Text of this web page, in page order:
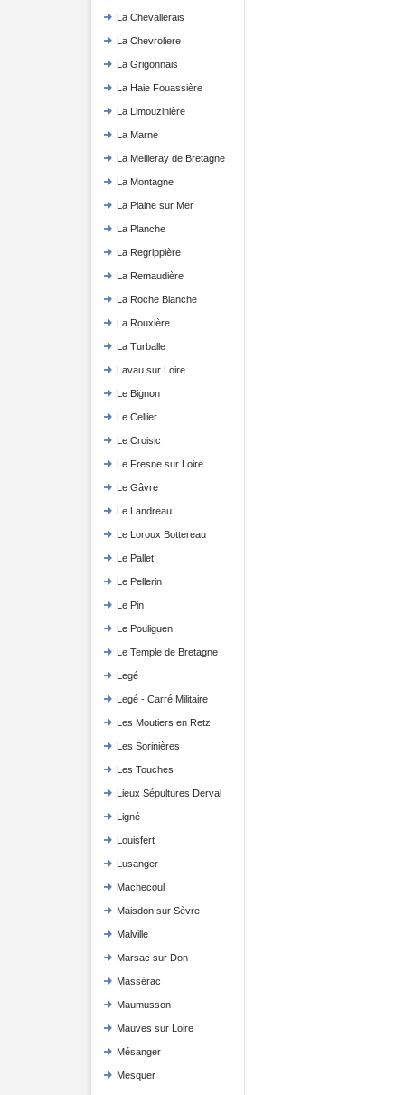
La Chevallerais
La Chevroliere
La Grigonnais
La Haie Fouassière
La Limouzinière
La Marne
La Meilleray de Bretagne
La Montagne
La Plaine sur Mer
La Planche
La Regrippière
La Remaudière
La Roche Blanche
La Rouxière
La Turballe
Lavau sur Loire
Le Bignon
Le Cellier
Le Croisic
Le Fresne sur Loire
Le Gâvre
Le Landreau
Le Loroux Bottereau
Le Pallet
Le Pellerin
Le Pin
Le Pouliguen
Le Temple de Bretagne
Legé
Legé - Carré Militaire
Les Moutiers en Retz
Les Sorinières
Les Touches
Lieux Sépultures Derval
Ligné
Louisfert
Lusanger
Machecoul
Maisdon sur Sèvre
Malville
Marsac sur Don
Massérac
Maumusson
Mauves sur Loire
Mésanger
Mesquer